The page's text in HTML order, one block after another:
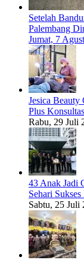
Setelah
Palembang
Jumat, 7
Jesica
Plus
Rabu, 29 Juli
43 Anak Jadi
Sehari
Sabtu, 25 Juli